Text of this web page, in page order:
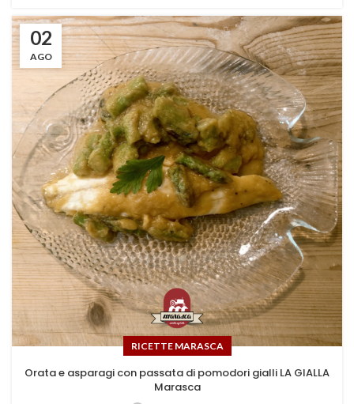
02
AGO
RICETTE MARASCA
Orata e asparagi con passata di pomodori gialli LA GIALLA
Marasca